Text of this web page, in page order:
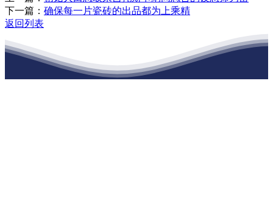
下一篇： 确保每一片瓷砖的出品都为上乘精
返回列表